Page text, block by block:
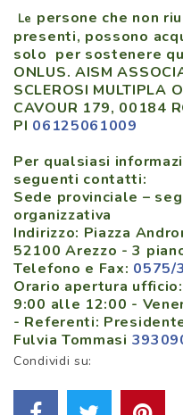
Le persone che non
presenti, possono
solo per sostenere
ONLUS. AISM
SCLEROSI MULTIPLA
CAVOUR 179, 00184
PI 06125061009
Per qualsiasi
seguenti contatti:
Sede provinciale –
organizzativa
Indirizzo: Piazza
52100 Arezzo - 3
Telefono e Fax: 0575/
Orario apertura ufficio:
9:00 alle 12:00 -
- Referenti:
Fulvia Tommasi
Condividi su: